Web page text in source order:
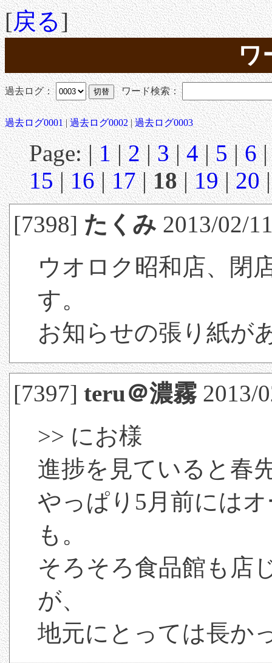
[戻る]
ワ
過去ログ： ワード検索：
過去ログ0001|過去ログ0002|過去ログ0003
Page: |1|2|3|4|5|6
15|16|17|18|19|20
[7398] たくみ 2013/02/
ウオロク昭和店、閉
す。
お知らせの張り紙が
[7397]teru＠濃霧2013/
>> にお様
進捗を見ていると春
やっぱり5月前には
も。
そろそろ食品館も店
が、
地元にとっては長か